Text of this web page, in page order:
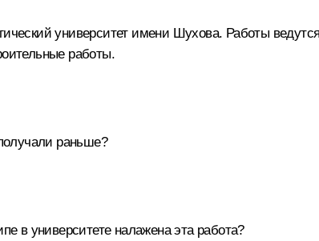
университет имени Шухова. Работы
работы.
раньше?
в университете налажена эта работа?